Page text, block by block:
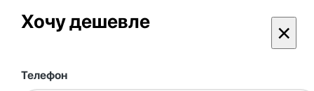
Хочу дешевле ×
Телефон